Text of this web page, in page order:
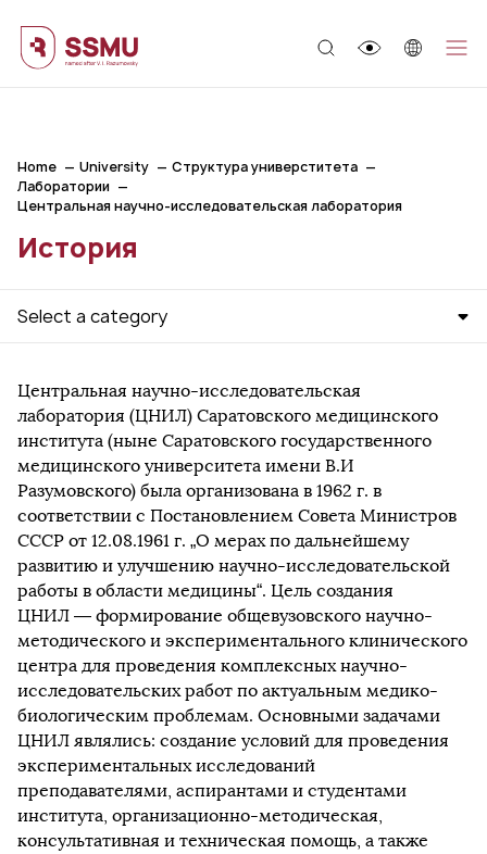
Home University
Структура универститета
Лаборатории
Центральная научно-исследовательская лаборатория
История
Select a category
Центральная научно-исследовательская
лаборатория (ЦНИЛ) Саратовского медицинского
института (ныне Саратовского государственного
медицинского университета имени В.И
Разумовского) была организована в 1962 г. в
соответствии с Постановлением Совета Министров
СССР от 12.08.1961 г. „О мерах по дальнейшему
развитию и улучшению научно-исследовательской
работы в области медицины“. Цель создания
ЦНИЛ — формирование общевузовского научно-
методического и экспериментального клинического
центра для проведения комплексных научно-
исследовательских работ по актуальным медико-
биологическим проблемам. Основными задачами
ЦНИЛ являлись: создание условий для проведения
экспериментальных исследований
преподавателями, аспирантами и студентами
института, организационно-методическая,
консультативная и техническая помощь, а также